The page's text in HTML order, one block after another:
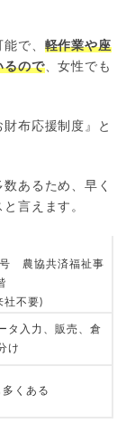
で、 軽作業や座
るので、女性でも
布応援制度』と
あるため、早く
言えます。
農協共済福祉事
社不要)
タ入力、販売、倉
け
くある